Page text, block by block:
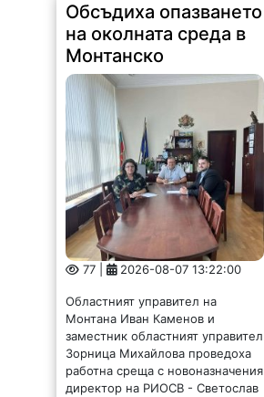
Обсъдиха опазването
на околната среда в
Монтанско
77 | 2026-08-07 13:22:00
Областният управител на
Монтана Иван Каменов и
заместник областният управител
Зорница Михайлова проведоха
работна среща с новоназначения
директор на РИОСВ - Светослав